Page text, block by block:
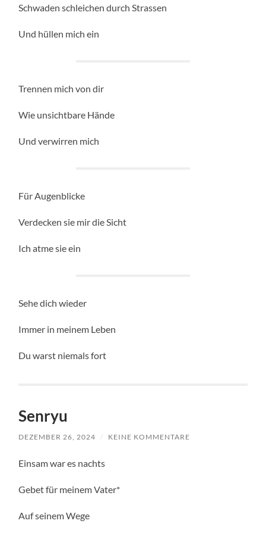
Schwaden schleichen durch Strassen
Und hüllen mich ein
Trennen mich von dir
Wie unsichtbare Hände
Und verwirren mich
Für Augenblicke
Verdecken sie mir die Sicht
Ich atme sie ein
Sehe dich wieder
Immer in meinem Leben
Du warst niemals fort
Senryu
DEZEMBER 26, 2024 / KEINE KOMMENTARE
Einsam war es nachts
Gebet für meinem Vater*
Auf seinem Wege